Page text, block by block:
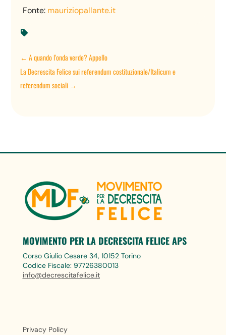
Fonte: mauriziopallante.it

←A quando l'onda verde? Appello
La Decrescita Felice sui referendum costituzionale/Italicum e
referendum sociali →
MOVIMENTO PER LA DECRESCITA FELICE APS
Corso Giulio Cesare 34, 10152 Torino
Codice Fiscale: 97726380013
info@decrescitafelice.it
Privacy Policy